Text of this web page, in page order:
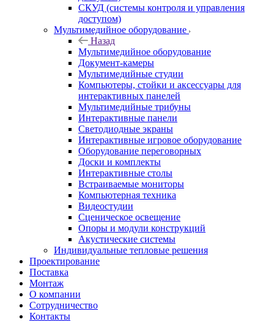
СКУД (системы контроля и управления
доступом)
Мультимедийное оборудование
Назад
Мультимедийное оборудование
Документ-камеры
Мультимедийные студии
Компьютеры, стойки и аксессуары для
интерактивных панелей
Мультимедийные трибуны
Интерактивные панели
Светодиодные экраны
Интерактивные игровое оборудование
Оборудование переговорных
Доски и комплекты
Интерактивные столы
Встраиваемые мониторы
Компьютерная техника
Видеостудии
Cценическое освещение
Опоры и модули конструкций
Акустические системы
Индивидуальные тепловые решения
Проектирование
Поставка
Монтаж
О компании
Сотрудничество
Контакты